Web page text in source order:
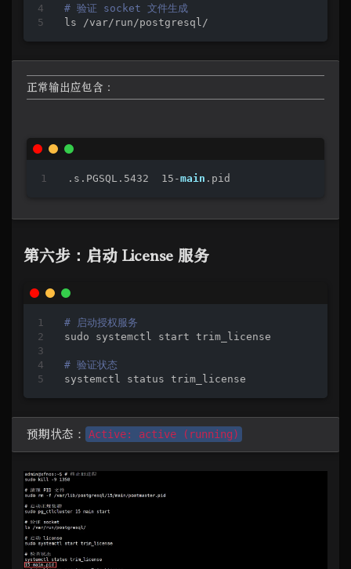
# 验证 socket 文件生成
ls /var/run/postgresql/
正常输出应包含：
.s .PGSQL . 5432 15 -main .pid
第六步：启动 License 服务
# 启动授权服务
sudo systemctl start trim_license
# 验证状态
systemctl status trim_license
预期状态： Active: active (running)